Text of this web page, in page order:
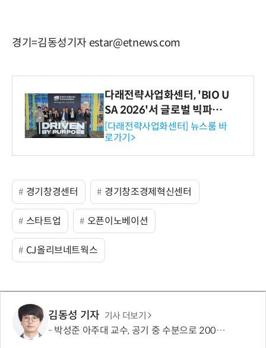
경기=김동성기자 estar@etnews.com
다래전략사업화센터, 'BIO U
SA 2026'서 글로벌 빅파마
와의 비즈니스 미팅 지원…K
-바이오 해외 진출 교두보 확
보
[다래전략사업화센터] 뉴스룸 바
로가기>
경기창경센터 경기창조경제혁신센터
스타트업 오픈이노베이션
CJ올리브네트웍스
김동성 기자 기사 더보기
박성준 아주대 교수, 공기 중 수분으로 200㎛ 피부 부착 전지 개발